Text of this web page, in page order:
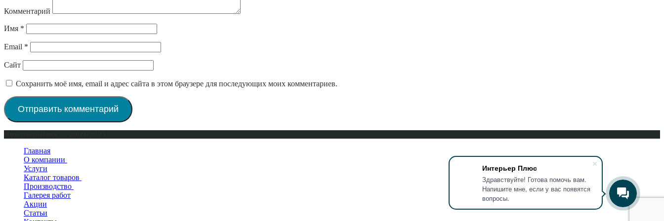
Интерьер Плюс
Здравствуйте! Готова помочь вам.
Напишите мне, если у вас появятся
вопросы.
Комментарий
Имя *
Email *
Сайт
Сохранить моё имя, email и адрес сайта в этом браузере для последующих моих комментариев.
Главная
О компании
Сертификаты
Услуги
Каталог товаров
Двери входные
Двери в квартиру
Двери межкомнатные
Двери для бани и сауны
Фурнитура для дверей
Производство
Окна деревянные
Деревянные двери
Двери для бани и сауны
Галерея работ
Акции
Статьи